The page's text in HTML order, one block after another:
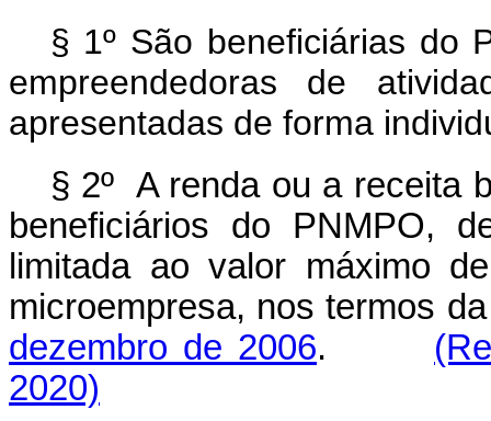
§ 1º São beneficiárias do
empreendedoras de
apresentadas de forma
§ 2º A renda ou a receita
beneficiários do PNMPO,
limitada ao valor máximo
microempresa, nos termos
dezembro de 2006.
2020)